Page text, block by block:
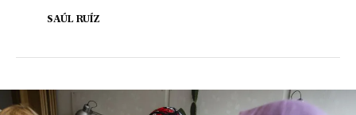
SAÚL RUÍZ